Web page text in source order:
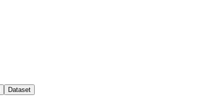
Dataset